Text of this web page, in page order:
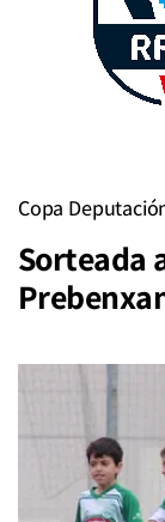
Copa
Sorteada